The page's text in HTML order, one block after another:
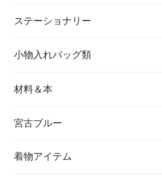
長財布
イヤリング＆ピアス
バングル＆ブレスレット
ペンダント
ブローチ
ステーショナリー
名刺入れ
メッセージカード
小物入れバッグ類
バッグ
材料＆本
宮古ブルー
着物アイテム